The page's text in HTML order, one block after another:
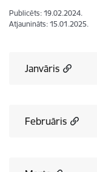
Publicēts: 19.02.2024.
Atjaunināts: 15.01.2025.
Janvāris
Februāris